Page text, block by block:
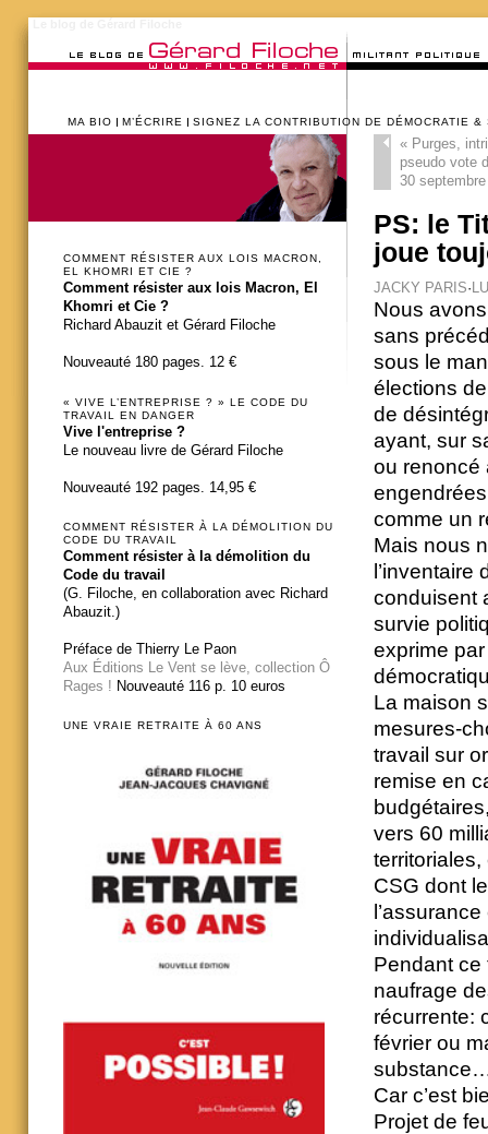
MA BIO M’ÉCRIRE SIGNEZ LA CONTRIBUTION DE DÉMOCRATIE &
«Purges,
pseudo vote
30
PS: le
joue
JACKY PARIS·
Nous
sans
sous le
élections
de
ayant, sur
ou renoncé
comme un
Mais nous
conduisent
survie
exprime
La maison
mesures-
travail sur
remise en
vers 60
CSG dont
Pendant ce
naufrage
récurrente:
février ou
Car c’est
Projet de
COMMENT RÉSISTER AUX LOIS MACRON,
EL KHOMRI ET CIE ?
Comment résister aux lois Macron, El
Khomri et Cie ?
Richard Abauzit et Gérard Filoche
Nouveauté 180 pages. 12 €
« VIVE L’ENTREPRISE ? » LE CODE DU
TRAVAIL EN DANGER
Vive l'entreprise ?
Le nouveau livre de Gérard Filoche
Nouveauté 192 pages. 14,95 €
COMMENT RÉSISTER À LA DÉMOLITION DU
CODE DU TRAVAIL
Comment résister à la démolition du
Code du travail
(G. Filoche, en collaboration avec Richard
Abauzit.)
Préface de Thierry Le Paon
Aux Éditions Le Vent se lève, collection Ô
Rages ! Nouveauté 116 p. 10 euros
UNE VRAIE RETRAITE À 60 ANS